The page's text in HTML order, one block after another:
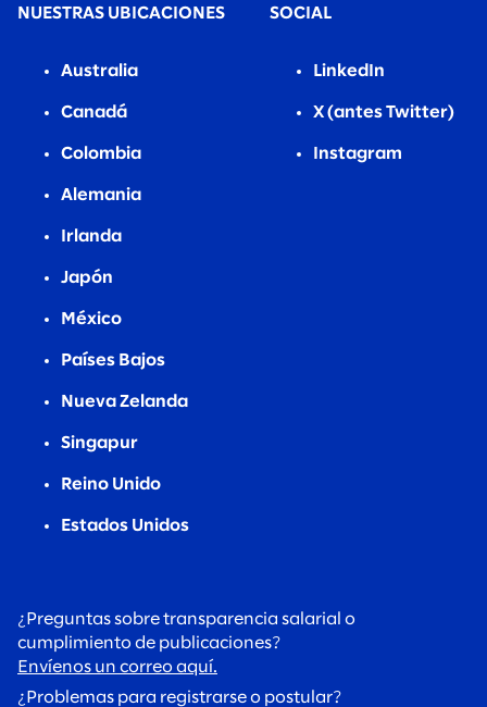
NUESTRAS UBICACIONES
Australia
Canadá
Colombia
Alemania
Irlanda
Japón
México
Países Bajos
Nueva Zelanda
Singapur
Reino Unido
Estados Unidos
SOCIAL
LinkedIn
X (antes Twitter)
Instagram
¿Preguntas sobre transparencia salarial o
cumplimiento de publicaciones?
Envíenos un correo aquí.
¿Problemas para registrarse o postular?